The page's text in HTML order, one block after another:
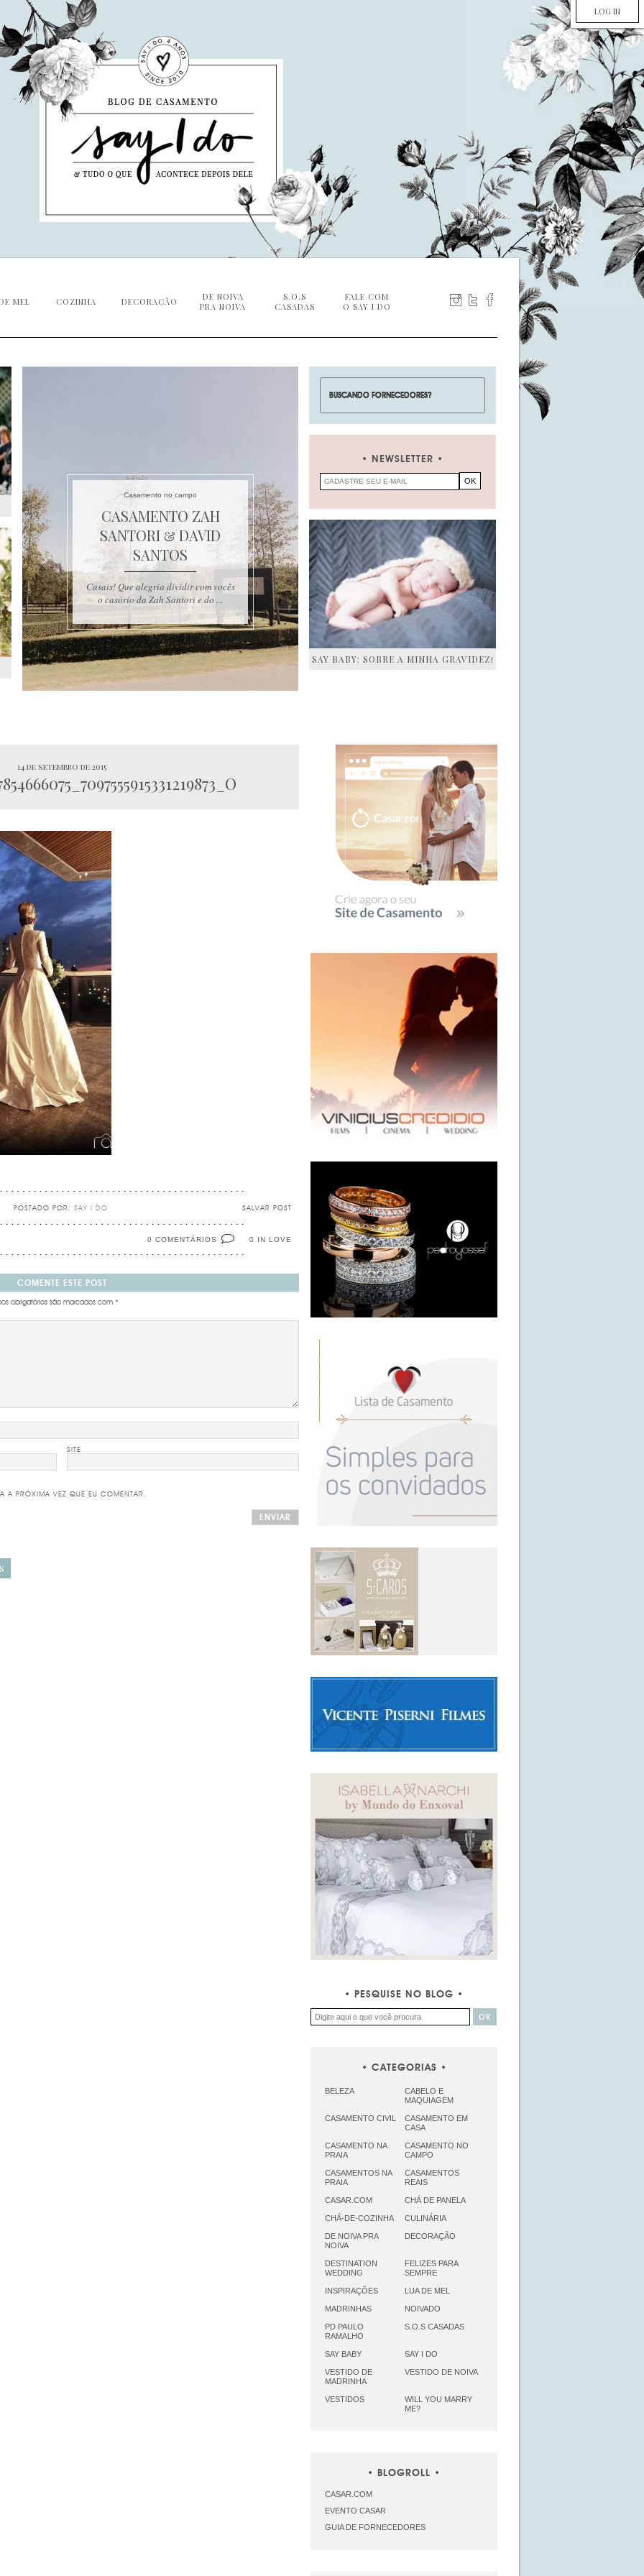
LOG IN
MEL COZINHA DECORAÇÃO
DE NOIVA
PRA NOIVA
S.O.S
CASADAS
FALE COM
O SAY I DO
Casamento no campo
CASAMENTO ZAH
SANTORI & DAVID
SANTOS
Casais! Que alegria dividir com vocês
o casório da Zah Santori e do ...
NEWSLETTER
SAY BABY: SOBRE A MINHA GRAVIDEZ!
14 de setembro de 2015
SALVAR POST
POSTADO POR: SAY I DO
0 IN LOVE
0 COMENTÁRIOS
COMENTE ESTE POST
obrigatórios são marcados com *
SITE
A PRÓXIMA VEZ QUE EU COMENTAR.
SIDEBAR
PESQUISE NO BLOG
CATEGORIAS
BELEZA
CABELO E
MAQUIAGEM
CASAMENTO CIVIL
CASAMENTO EM
CASA
CASAMENTO NA
PRAIA
CASAMENTO NO
CAMPO
CASAMENTOS NA
PRAIA
CASAMENTOS
REAIS
CASAR.COM CHÁ DE PANELA
CHÁ-DE-COZINHA CULINÁRIA
DE NOIVA PRA
NOIVA
DECORAÇÃO
DESTINATION
WEDDING
FELIZES PARA
SEMPRE
INSPIRAÇÕES LUA DE MEL
MADRINHAS NOIVADO
PD PAULO
RAMALHO
S.O.S CASADAS
SAY BABY SAY I DO
VESTIDO DE
MADRINHA
VESTIDO DE NOIVA
VESTIDOS
WILL YOU MARRY
ME?
BLOGROLL
CASAR.COM
EVENTO CASAR
GUIA DE FORNECEDORES